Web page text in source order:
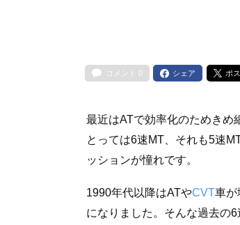
コメント 0 シェア ポ
最近はATで効率化のためきめ
とっては6速MT、それも5速
ッションが憧れです。
1990年代以降はATやCVT車が
になりました。そんな過去の